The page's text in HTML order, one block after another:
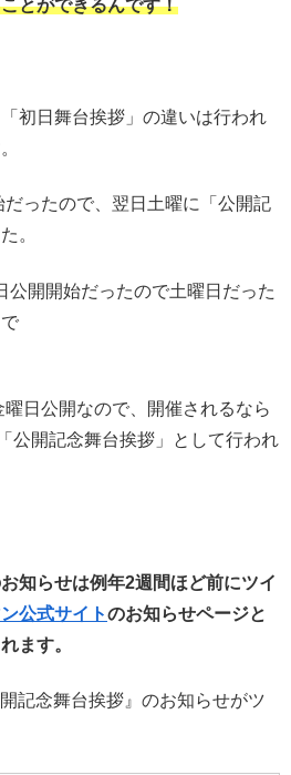
とができるんです！
初日舞台挨拶」の違いは行われ
ったので、翌日土曜に「公開記
。
公開開始だったので土曜日だった
日公開なので、開催されるなら
公開記念舞台挨拶」として行われ
知らせは例年2週間ほど前にツイ
公式サイトのお知らせページと
ます。
記念舞台挨拶』のお知らせがツ